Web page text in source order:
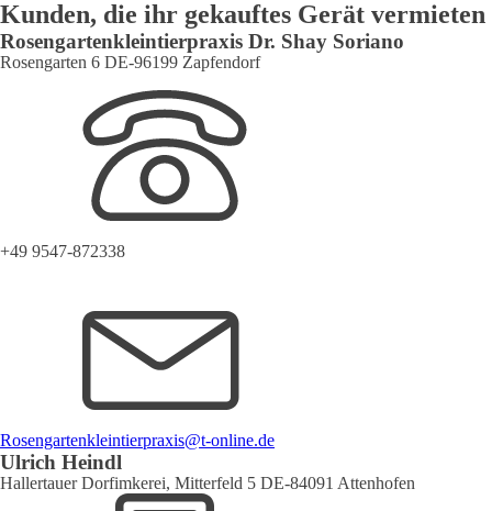
Kunden, die ihr gekauftes Gerät vermieten
Rosengartenkleintierpraxis Dr. Shay Soriano
Rosengarten 6 DE-96199 Zapfendorf
+49 9547-872338
Rosengartenkleintierpraxis@t-online.de
Ulrich Heindl
Hallertauer Dorfimkerei, Mitterfeld 5 DE-84091 Attenhofen